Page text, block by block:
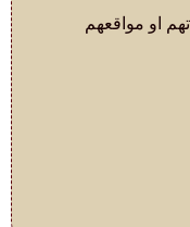
او مواقعهم